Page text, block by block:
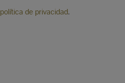
política de privacidad.